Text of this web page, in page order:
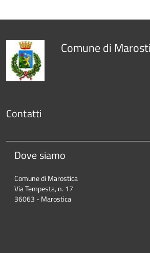
Comune di
Contatti
Dove siamo
Comune di Marostica
Via Tempesta, n. 17
36063 - Marostica